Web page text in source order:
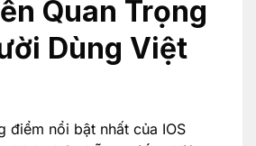
Quan Trọng
Dùng Việt
điểm nổi bật nhất của IOS